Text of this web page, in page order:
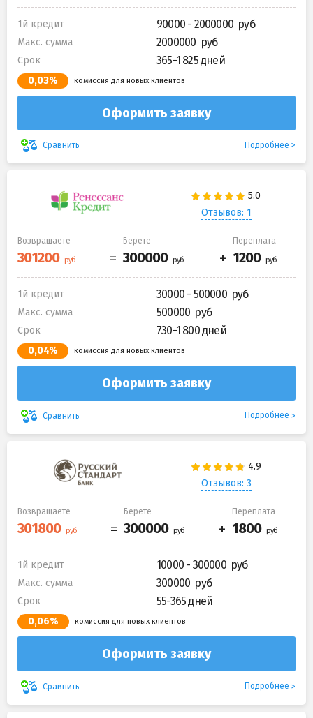
1й кредит 90000 - 2000000
Макс. сумма 2000000
Срок 365-1 825 дней
0,03% комиссия для новых клиентов
Оформить заявку
Сравнить Подробнее
Отзывов: 1
Возвращаете Берете Переплата
1й кредит 30000 - 500000
Макс. сумма 500000
Срок 730-1 800 дней
0,04% комиссия для новых клиентов
Оформить заявку
Сравнить Подробнее
Отзывов: 3
Возвращаете Берете Переплата
1й кредит 10000 - 300000
Макс. сумма 300000
Срок 55-365 дней
0,06% комиссия для новых клиентов
Оформить заявку
Сравнить Подробнее